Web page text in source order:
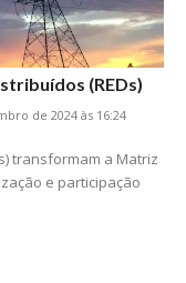
(REDs)
de 2024 às 16:24
transformam a Matriz
e participação